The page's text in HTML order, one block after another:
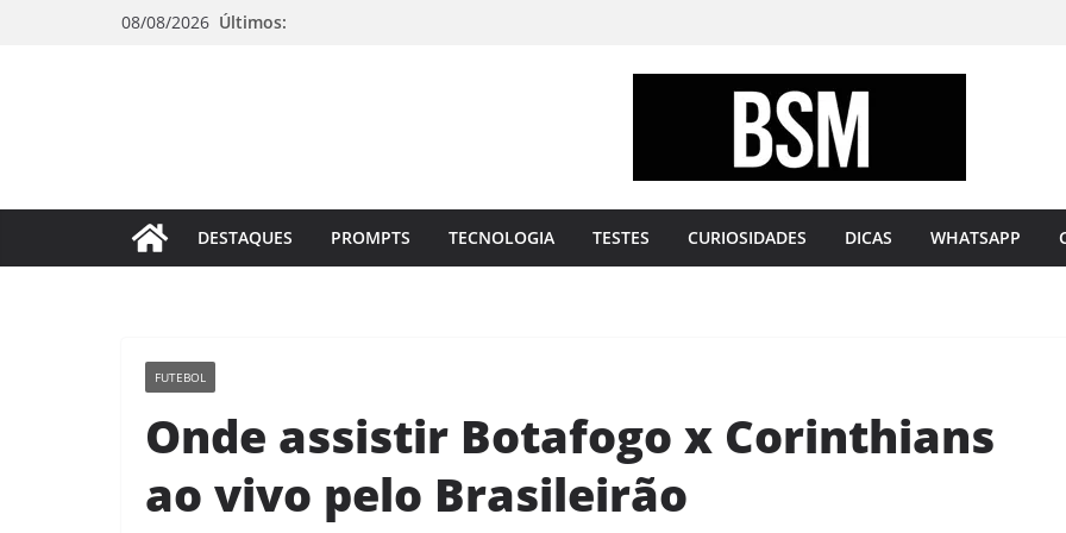
08/08/2026 Últimos:
sua
Mente
DESTAQUES PROMPTS TECNOLOGIA TESTES CURIOSIDADES DICAS WHATSAPP
FUTEBOL
Onde assistir Botafogo x Corinthians
ao vivo pelo Brasileirão